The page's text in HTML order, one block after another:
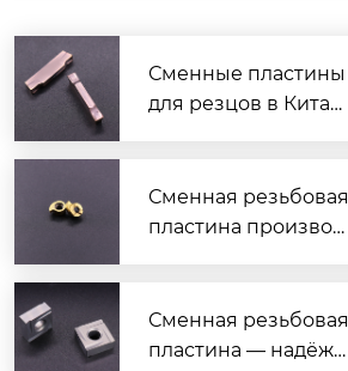
Сменные пластины
для резцов в Китае
Сменная резьбовая
пластина производ
ной обработки
Сменная резьбовая
пластина — надёжн